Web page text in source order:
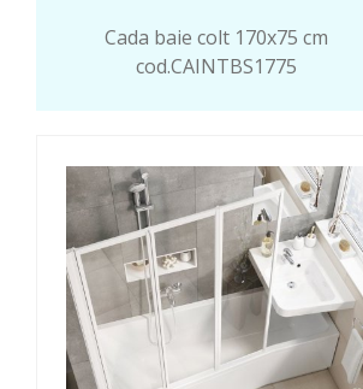
Cada baie colt 170x75 cm
cod.CAINTBS1775